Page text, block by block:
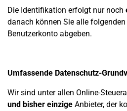
Die Identifikation erfolgt nur noch
danach können Sie alle
Benutzerkonto abgeben.
Umfassende Datenschutz-
Wir sind unter allen Online-
und bisher einzige Anbieter, der